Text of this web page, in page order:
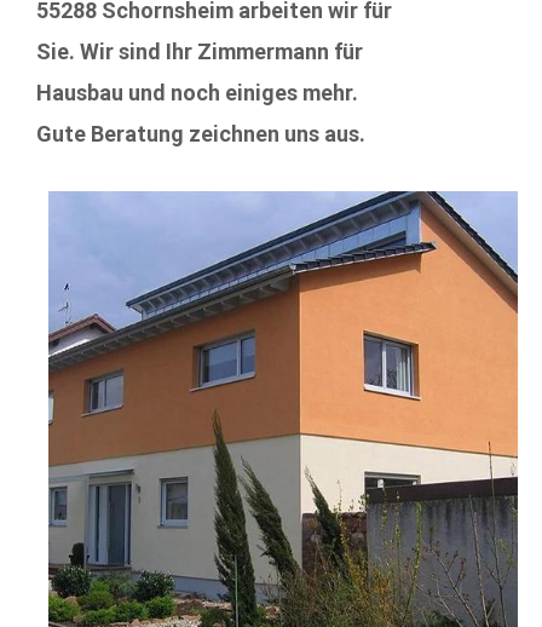
55288 Schornsheim arbeiten wir für
Sie. Wir sind Ihr Zimmermann für
Hausbau und noch einiges mehr.
Gute Beratung zeichnen uns aus.